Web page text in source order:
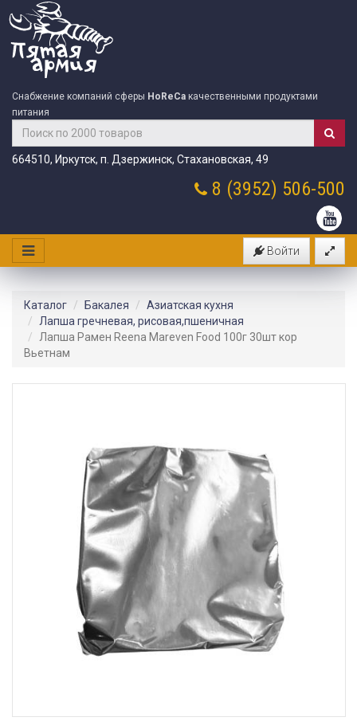
Снабжение компаний сферы HoReCa качественными продуктами
питания
664510, Иркутск, п. Дзержинск, Стахановская, 49
8 (3952) 506-500
Войти
Каталог Бакалея
Азиатская кухня
Лапша гречневая, рисовая,пшеничная
Лапша Рамен Reena Mareven Food 100г 30шт кор
Вьетнам